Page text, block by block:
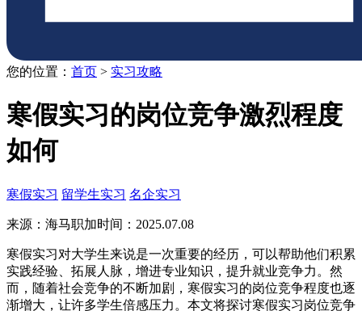
您的位置： 首页 > 实习攻略
寒假实习的岗位竞争激烈程度
如何
寒假实习 留学生实习 名企实习
来源：海马职加时间：2025.07.08
寒假实习对大学生来说是一次重要的经历，可以帮助他们积累
实践经验、拓展人脉，增进专业知识，提升就业竞争力。然
而，随着社会竞争的不断加剧，寒假实习的岗位竞争程度也逐
渐增大，让许多学生倍感压力。本文将探讨寒假实习岗位竞争